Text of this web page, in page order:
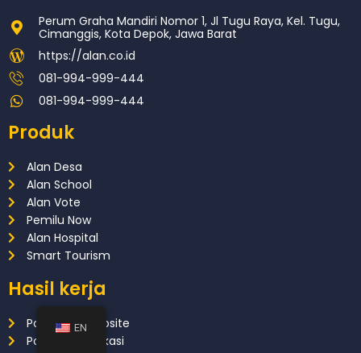
Perum Graha Mandiri Nomor 1, Jl Tugu Raya, Kel. Tugu,
Cimanggis, Kota Depok, Jawa Barat
https://alan.co.id
081-994-999-444
081-994-999-444
Produk
Alan Desa
Alan School
Alan Vote
Pemilu Now
Alan Hospital
Smart Tourism
Hasil kerja
Portofolio Website
Portofolio Aplikasi
EN